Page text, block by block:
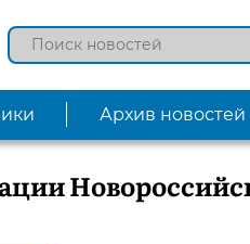
Архив новостей